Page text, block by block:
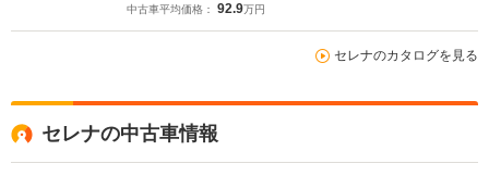
中古車平均価格： 92.9万円
セレナのカタログを見る
セレナの中古車情報